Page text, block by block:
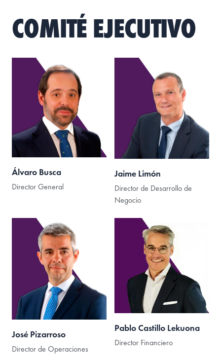
COMITÉ EJECUTIVO
Álvaro Busca
Director General
Jaime Limón
Director de Desarrollo de
Negocio
José Pizarroso
Director de Operaciones
Pablo Castillo Lekuona
Director Financiero